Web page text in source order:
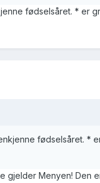
først. Refresh
på nytt....
fødselsåret. * er
fødselsåret. *
gjelder Menyen! Den